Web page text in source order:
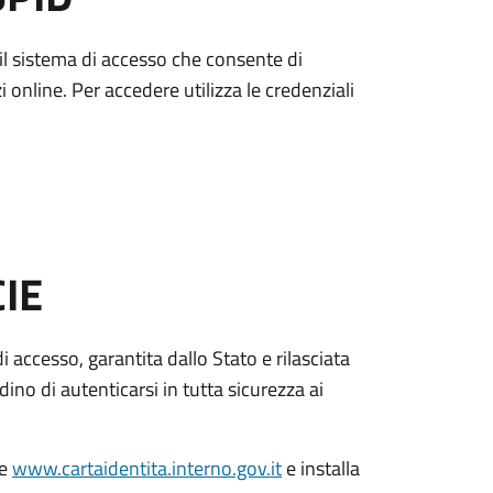
sistema di accesso che consente di
Per accedere utilizza le credenziali
accesso, garantita dallo Stato e rilasciata
di autenticarsi in tutta sicurezza ai
www.cartaidentita.interno.gov.ite installa